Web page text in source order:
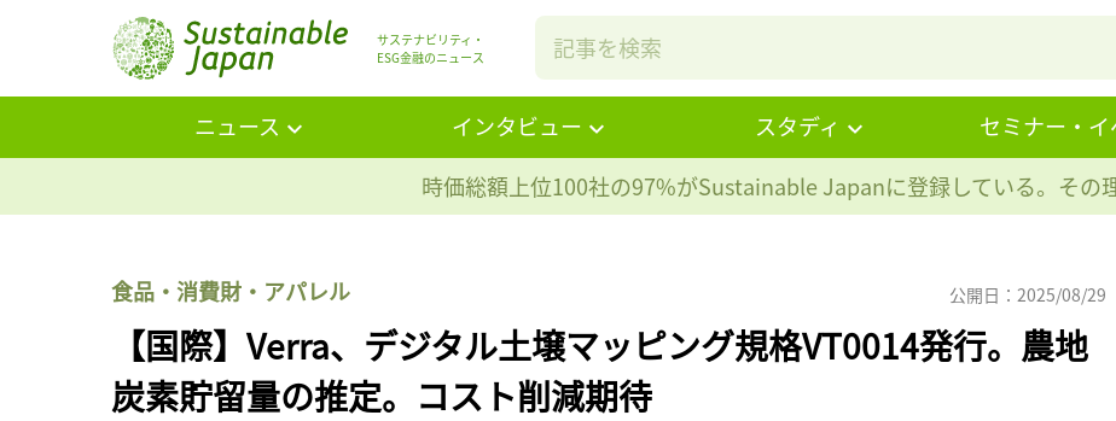
サステナビリティ・
ESG金融のニュース
ニュース インタビュー スタディ セミナー・イ
時価総額上位100社の97%がSustainable Japanに登録している。その
食品・消費財・アパレル 公開日：2025/08/29
【国際】Verra、デジタル土壌マッピング規格VT0014発行。農地
炭素貯留量の推定。コスト削減期待